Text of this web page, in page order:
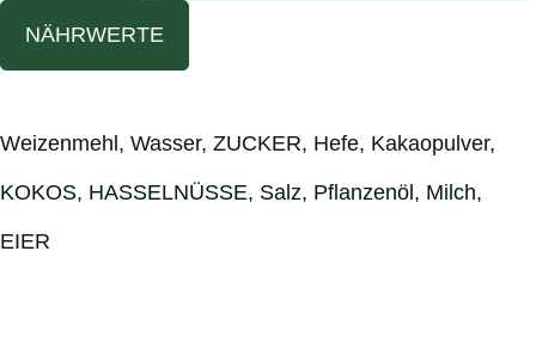
NÄHRWERTE
Weizenmehl, Wasser, ZUCKER, Hefe, Kakaopulver,
KOKOS, HASSELNÜSSE, Salz, Pflanzenöl, Milch,
EIER